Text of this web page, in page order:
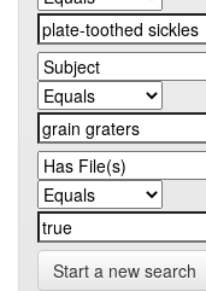
Start a new search